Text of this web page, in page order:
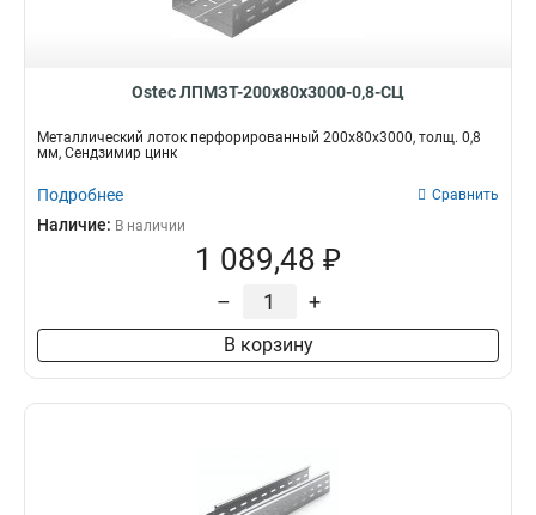
Ostec ЛПМЗТ-200х80х3000-0,8-СЦ
Металлический лоток перфорированный 200х80х3000, толщ. 0,8
мм, Сендзимир цинк
Подробнее Сравнить
Наличие: В наличии
1 089,48 ₽
– +
В корзину